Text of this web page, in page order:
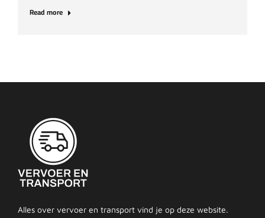
Read more
Alles over vervoer en transport vind je op deze website.